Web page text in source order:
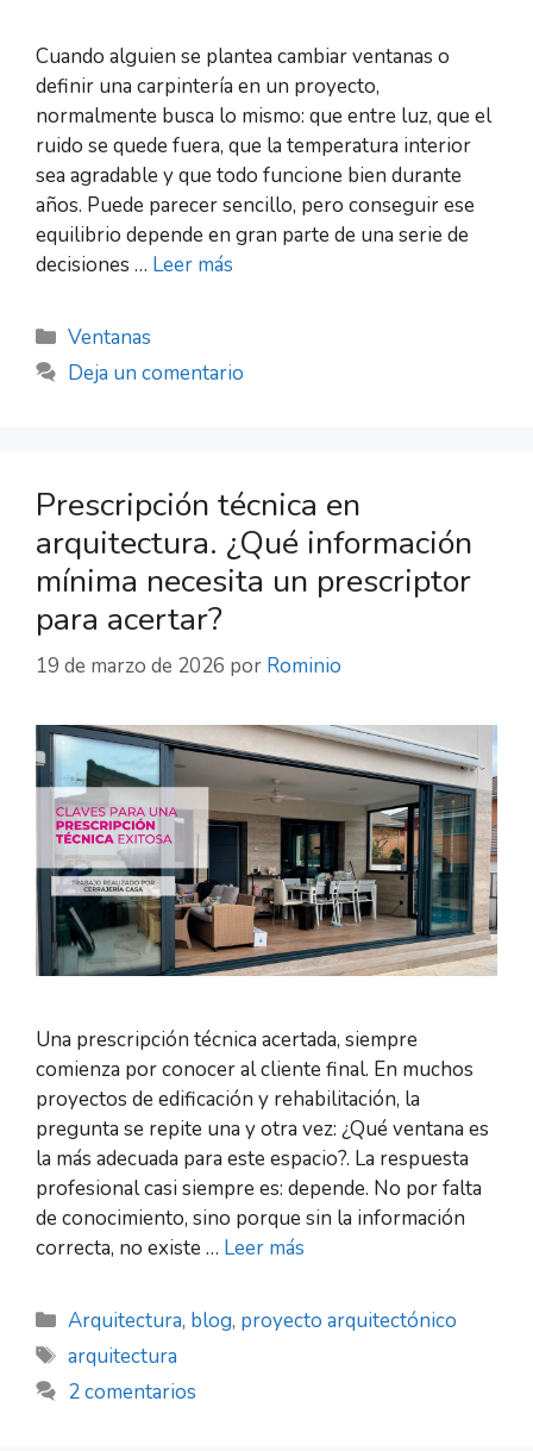
Cuando alguien se plantea cambiar ventanas o
definir una carpintería en un proyecto,
normalmente busca lo mismo: que entre luz, que el
ruido se quede fuera, que la temperatura interior
sea agradable y que todo funcione bien durante
años. Puede parecer sencillo, pero conseguir ese
equilibrio depende en gran parte de una serie de
decisiones … Leer más
Ventanas
Deja un comentario
Prescripción técnica en
arquitectura. ¿Qué información
mínima necesita un prescriptor
para acertar?
19 de marzo de 2026 por Rominio
Una prescripción técnica acertada, siempre
comienza por conocer al cliente final. En muchos
proyectos de edificación y rehabilitación, la
pregunta se repite una y otra vez: ¿Qué ventana es
la más adecuada para este espacio?. La respuesta
profesional casi siempre es: depende. No por falta
de conocimiento, sino porque sin la información
correcta, no existe … Leer más
Arquitectura, blog, proyecto arquitectónico
arquitectura
2 comentarios